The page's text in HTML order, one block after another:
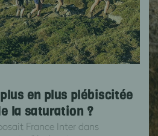
en plus plébiscitée
la saturation ?
France Inter dans